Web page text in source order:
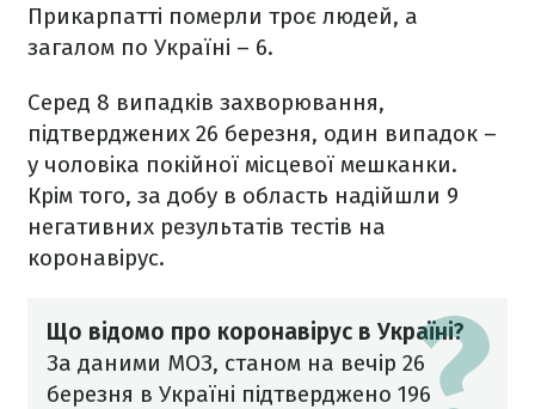
Прикарпатті померли троє людей, а
загалом по Україні – 6.
Серед 8 випадків захворювання,
підтверджених 26 березня, один випадок –
у чоловіка покійної місцевої мешканки.
Крім того, за добу в область надійшли 9
негативних результатів тестів на
коронавірус.
Що відомо про коронавірус в Україні?
За даними МОЗ, станом на вечір 26
березня в Україні підтверджено 196